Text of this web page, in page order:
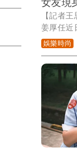
【記者
姜厚任近
女孩天賦
開始收集
半注音寫
38年他
他女友
酸民酸
有人質疑
躲，直接
受訪問，
娛樂時尚